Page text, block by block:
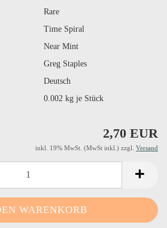
Rare
Time Spiral
Near Mint
Greg Staples
Deutsch
0.002kg je Stück
2,70 EUR
inkl. 19% MwSt. (MwSt inkl.) zzgl. Versand